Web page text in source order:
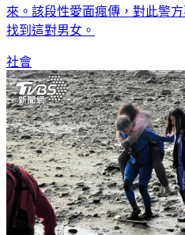
來。該段性愛面瘋傳，對此警
找到這對男女。
社會